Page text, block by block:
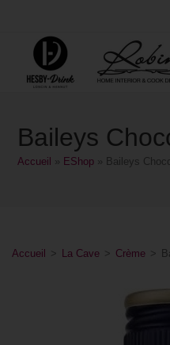
Baileys
Accueil EShop Baileys
Accueil > La Cave > Crème >